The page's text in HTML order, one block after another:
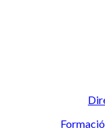
Formació